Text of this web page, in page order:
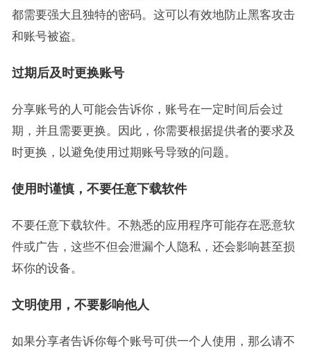
都需要强大且独特的密码。这可以有效地防止黑客攻击
和账号被盗。
过期后及时更换账号
分享账号的人可能会告诉你，账号在一定时间后会过
期，并且需要更换。因此，你需要根据提供者的要求及
时更换，以避免使用过期账号导致的问题。
使用时谨慎，不要任意下载软件
不要任意下载软件。不熟悉的应用程序可能存在恶意软
件或广告，这些不但会泄漏个人隐私，还会影响甚至损
坏你的设备。
文明使用，不要影响他人
如果分享者告诉你每个账号可供一个人使用，那么请不